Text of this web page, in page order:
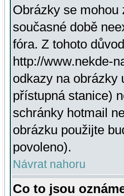
Obrázky se
současné době
fóra. Z tohoto
http://www.nekde-
odkazy na obrázky
přístupná stanice)
schránky hotmail
obrázku použijte
povoleno).
Návrat nahoru
Co to jsou